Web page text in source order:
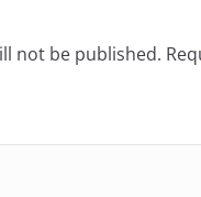
not be published.